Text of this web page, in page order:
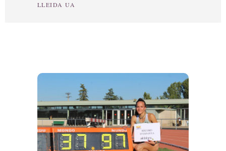
LLEIDA UA